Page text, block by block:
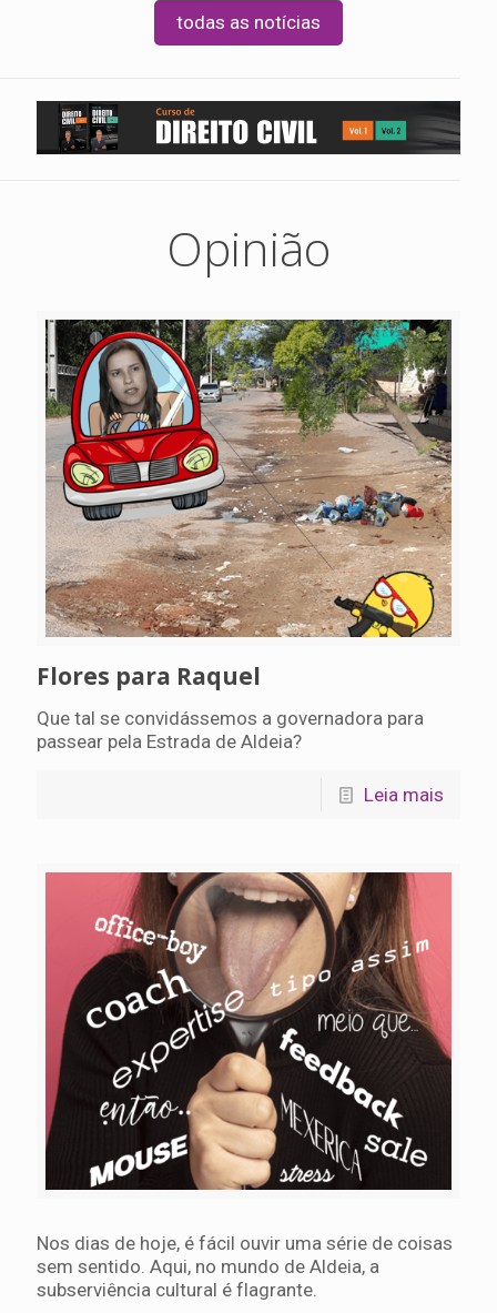
todas as notícias
Opinião
Flores para Raquel
Que tal se convidássemos a governadora para
passear pela Estrada de Aldeia?
Leia mais
Nos dias de hoje, é fácil ouvir uma série de coisas
sem sentido. Aqui, no mundo de Aldeia, a
subserviência cultural é flagrante.